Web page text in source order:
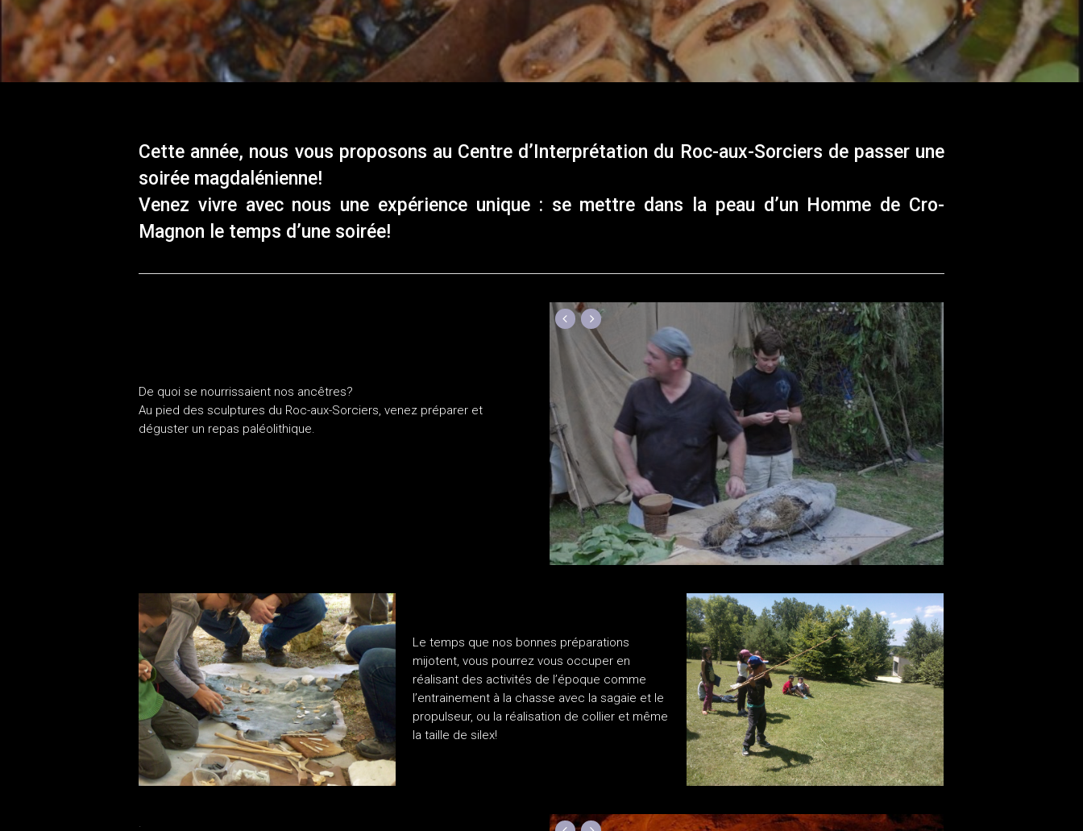
Cette année, nous vous proposons au Centre d’Interprétation du Roc-aux-Sorciers de passer une
soirée magdalénienne!
Venez vivre avec nous une expérience unique : se mettre dans la peau d’un Homme de Cro-
Magnon le temps d’une soirée!
De quoi se nourrissaient nos ancêtres?
Au pied des sculptures du Roc-aux-Sorciers, venez préparer et
déguster un repas paléolithique.
Le temps que nos bonnes préparations
mijotent, vous pourrez vous occuper en
réalisant des activités de l’époque comme
l’entrainement à la chasse avec la sagaie et le
propulseur, ou la réalisation de collier et même
la taille de silex!
.